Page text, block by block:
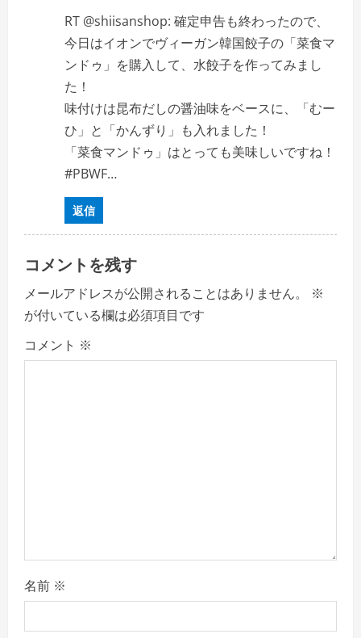
RT @shiisanshop: 確定申告も終わったので、
今日はイオンでヴィーガン韓国餃子の「菜食マ
ンドゥ」を購入して、水餃子を作ってみまし
た！
味付けは昆布だしの醤油味をベースに、「むー
ひ」と「かんずり」も入れました！
「菜食マンドゥ」はとっても美味しいですね！
#PBWF…
返信
コメントを残す
メールアドレスが公開されることはありません。
※
が付いている欄は必須項目です
コメント ※
名前 ※